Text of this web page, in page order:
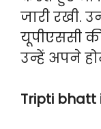
जारी रखी.
यूपीएससी की
उन्हें अपने
Tripti bhatt